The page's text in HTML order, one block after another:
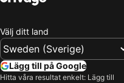
Välj ditt land
Lägg till på Google
Hitta våra resultat enkelt: Lägg till